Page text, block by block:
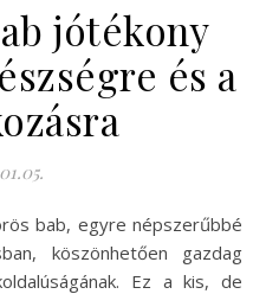
jótékony
és a
köszönhetően gazdag
Ez a kis, de